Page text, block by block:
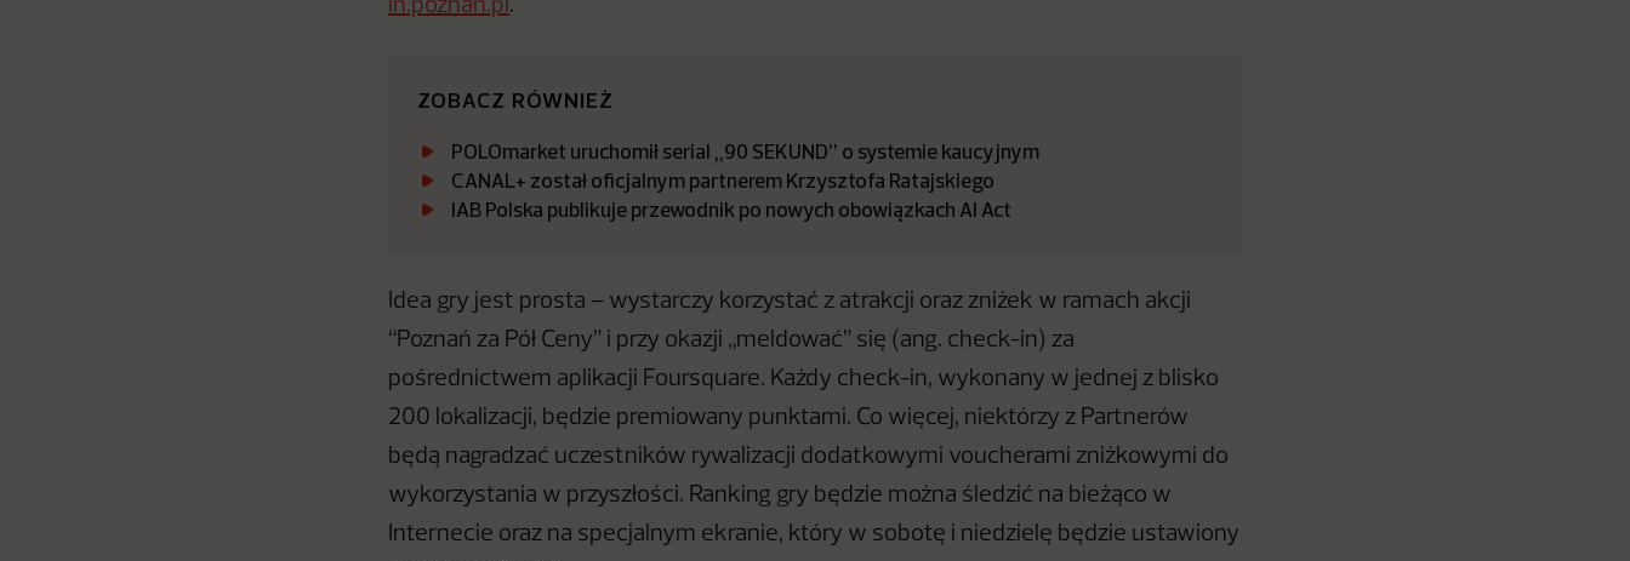
in.poznan.pl .
ZOBACZ RÓWNIEŻ
POLOmarket uruchomił serial „90 SEKUND” o systemie kaucyjnym
CANAL+ został oficjalnym partnerem Krzysztofa Ratajskiego
IAB Polska publikuje przewodnik po nowych obowiązkach AI Act
Idea gry jest prosta – wystarczy korzystać z atrakcji oraz zniżek w ramach akcji
“Poznań za Pół Ceny” i przy okazji „meldować” się (ang. check-in) za
pośrednictwem aplikacji Foursquare. Każdy check-in, wykonany w jednej z blisko
200 lokalizacji, będzie premiowany punktami. Co więcej, niektórzy z Partnerów
będą nagradzać uczestników rywalizacji dodatkowymi voucherami zniżkowymi do
wykorzystania w przyszłości. Ranking gry będzie można śledzić na bieżąco w
Internecie oraz na specjalnym ekranie, który w sobotę i niedzielę będzie ustawiony